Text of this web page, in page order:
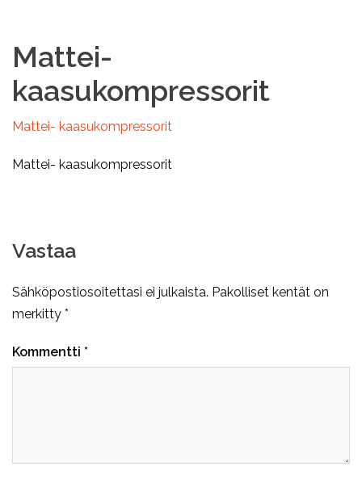
Mattei-
kaasukompressorit
Mattei- kaasukompressorit
Mattei- kaasukompressorit
Vastaa
Sähköpostiosoitettasi ei julkaista. Pakolliset kentät on
merkitty *
Kommentti *